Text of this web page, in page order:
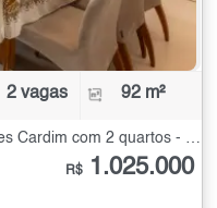
2 vagas 92 m²
R$ 1.025.000